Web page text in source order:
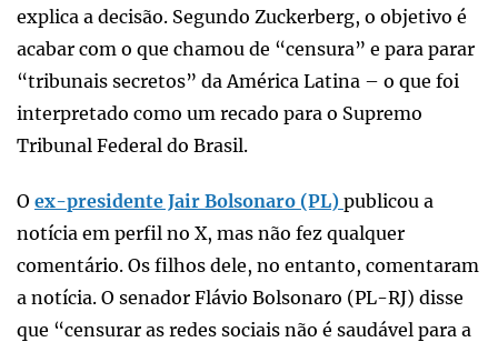
explica a decisão. Segundo Zuckerberg, o objetivo é
acabar com o que chamou de “censura” e para parar
“tribunais secretos” da América Latina – o que foi
interpretado como um recado para o Supremo
Tribunal Federal do Brasil.
O ex-presidente Jair Bolsonaro (PL) publicou a
notícia em perfil no X, mas não fez qualquer
comentário. Os filhos dele, no entanto, comentaram
a notícia. O senador Flávio Bolsonaro (PL-RJ) disse
que “censurar as redes sociais não é saudável para a